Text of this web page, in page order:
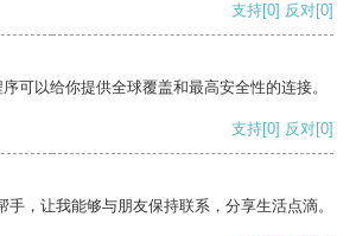
支持[0] 反对[0]
可以给你提供全球覆盖和最高安全性的连接。
支持[0] 反对[0]
手，让我能够与朋友保持联系，分享生活点滴。